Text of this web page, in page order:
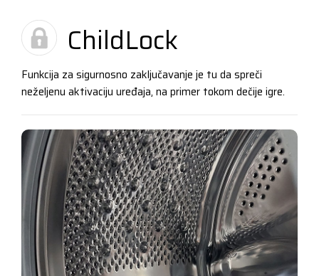
ChildLock
Funkcija za sigurnosno zaključavanje je tu da spreči
neželjenu aktivaciju uređaja, na primer tokom dečije igre.